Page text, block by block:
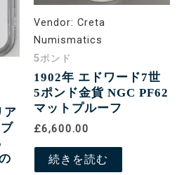
ア
Vendor: Creta
Numismatics
5ポンド
1902年 エドワード7世
5ポンド金貨 NGC PF62
マットプルーフ
£6,600.00
続きを読む